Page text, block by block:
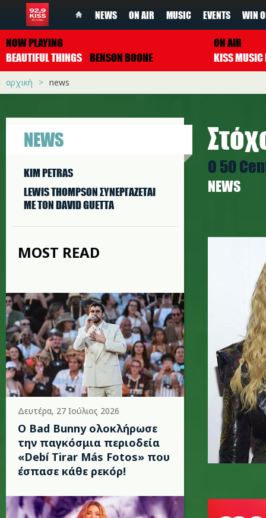
NEWS ON AIR MUSIC EVENTS WIN
NOW PLAYING
BEAUTIFUL THINGS BENSON BOONE
ON AIR
αρχική news
NEWS
KIM PETRAS
LEWIS THOMPSON ΣΥΝΕΡΓAΖΕΤΑΙ
ΜΕ ΤΟΝ DAVID GUETTA
MOST READ
Δευτέρα, 27 Ιούλιος 2026
Ο Bad Bunny ολοκλήρωσε
την παγκόσμια περιοδεία
«Debí Tirar Más Fotos» που
έσπασε κάθε ρεκόρ!
Ο 50
NEWS